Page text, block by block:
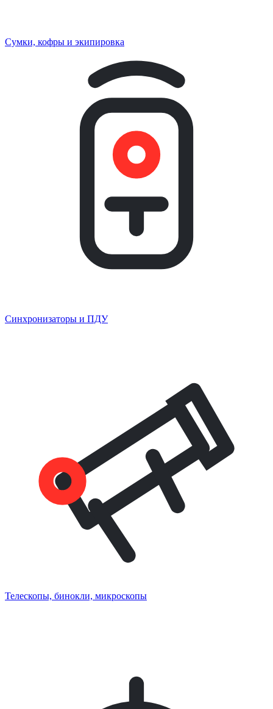
Сумки, кофры и экипировка
Синхронизаторы и ПДУ
Телескопы, бинокли, микроскопы